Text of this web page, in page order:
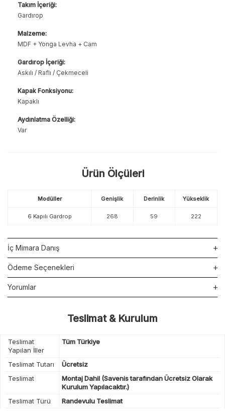
Takım İçeriği:
Gardırop
Malzeme:
MDF + Yonga Levha + Cam
Gardırop İçeriği:
Askılı / Raflı / Çekmeceli
Kapak Fonksiyonu:
Kapaklı
Aydınlatma Özelliği:
Var
Ürün Ölçüleri
Modüller Genişlik Derinlik Yükseklik
6 Kapılı Gardrop 268 59 222
İç Mimara Danış
Ödeme Seçenekleri
Yorumlar
Teslimat & Kurulum
Teslimat
Yapılan İller
Tüm Türkiye
Teslimat Tutarı
Ücretsiz
Teslimat
Montaj Dahil (Savenis tarafından Ücretsiz Olarak
Kurulum Yapılacaktır.)
Teslimat Türü
Randevulu Teslimat